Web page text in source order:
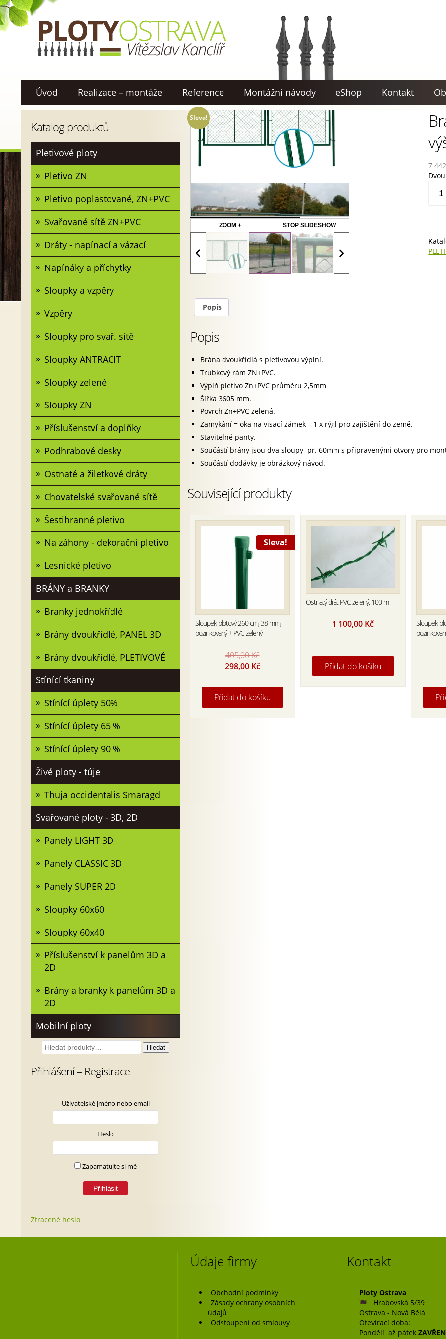
Úvod Realizace – montáže Reference Montážní návody eShop Kontakt
Katalog produktů
Pletivové ploty
Pletivo ZN
Pletivo poplastované, ZN+PVC
Svařované sítě ZN+PVC
Dráty - napínací a vázací
Napínáky a příchytky
Sloupky a vzpěry
Vzpěry
Sloupky pro svař. sítě
Sloupky ANTRACIT
Sloupky zelené
Sloupky ZN
Příslušenství a doplňky
Podhrabové desky
Ostnaté a žiletkové dráty
Chovatelské svařované sítě
Šestihranné pletivo
Na záhony - dekorační pletivo
Lesnické pletivo
BRÁNY a BRANKY
Branky jednokřídlé
Brány dvoukřídlé, PANEL 3D
Brány dvoukřídlé, PLETIVOVÉ
Stínící tkaniny
Stínící úplety 50%
Stínící úplety 65 %
Stínící úplety 90 %
Živé ploty - túje
Thuja occidentalis Smaragd
Svařované ploty - 3D, 2D
Panely LIGHT 3D
Panely CLASSIC 3D
Panely SUPER 2D
Sloupky 60x60
Sloupky 60x40
Příslušenství k panelům 3D a
2D
Brány a branky k panelům 3D a
2D
Mobilní ploty
Hledat:
Hledat
Přihlášení – Registrace
Uživatelské jméno nebo email
Heslo
Zapamatujte si mě
Ztracené heslo
Sleva!
ZOOM + STOP SLIDESHOW
7
š.
Popis
Popis
Brána dvoukřídlá s pletivovou výplní.
Trubkový rám ZN+PVC.
Výplň pletivo Zn+PVC průměru 2,5mm
Šířka 3605 mm.
Povrch Zn+PVC zelená.
Zamykání = oka na visací zámek – 1 x rýgl pro zajištění do země.
Stavitelné panty.
Součástí brány jsou dva sloupy pr. 60mm s připravenými otvory pro
Součástí dodávky je obrázkový návod.
Související produkty
Sleva!
Sloupek plotový 260 cm, 38 mm,
pozinkovaný + PVC zelený
405,00Kč
Original
405,00 Kč.
298,00 KčCurrent
298,00 Kč.
Přidat do košíku
Ostnatý drát PVC zelený, 100 m
1 100,00 Kč
Přidat do košíku
Sloupek
Údaje firmy
Obchodní podmínky
Zásady ochrany osobních
údajů
Odstoupení od smlouvy
Kontakt
Ploty Ostrava
Hrabovská 5/39
Ostrava - Nová Bělá
Otevírací doba:
Pondělí až pátek